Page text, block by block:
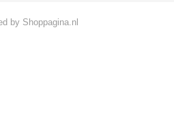
by Shoppagina.nl